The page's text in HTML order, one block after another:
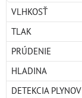
VLHKOSŤ
TLAK
PRÚDENIE
HLADINA
DETEKCIA PLYNOV